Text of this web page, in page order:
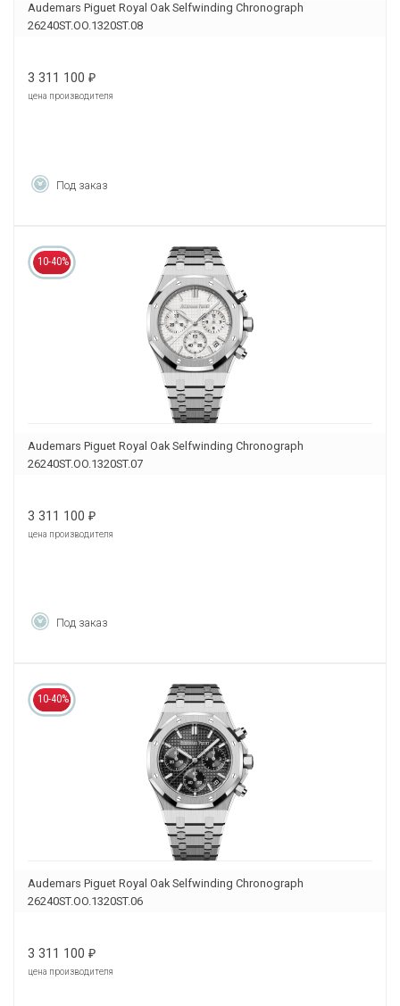
Audemars Piguet Royal Oak Selfwinding Chronograph
26240ST.OO.1320ST.08
3 311 100 ₽
цена производителя
Под заказ
10-40%
Audemars Piguet Royal Oak Selfwinding Chronograph
26240ST.OO.1320ST.07
3 311 100 ₽
цена производителя
Под заказ
10-40%
Audemars Piguet Royal Oak Selfwinding Chronograph
26240ST.OO.1320ST.06
3 311 100 ₽
цена производителя